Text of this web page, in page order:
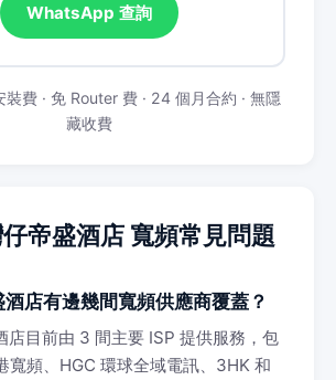
WhatsApp 查詢
費 · 免 Router 費 · 24 個月合約 · 無隱
藏收費
仔帝盛酒店 寬頻常見問題
店有邊幾間寬頻供應商覆蓋？
店目前由 3 間主要 ISP 提供服務，包
寬頻、HGC 環球全域電訊、3HK 和